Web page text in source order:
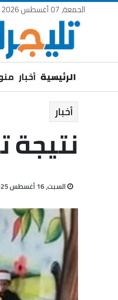
الجمعة، 07 أغسطس 2026
الرئيسية أخبار
أخبار
نتيجة
السبت، 16 أغسطس 2025 11:39 م